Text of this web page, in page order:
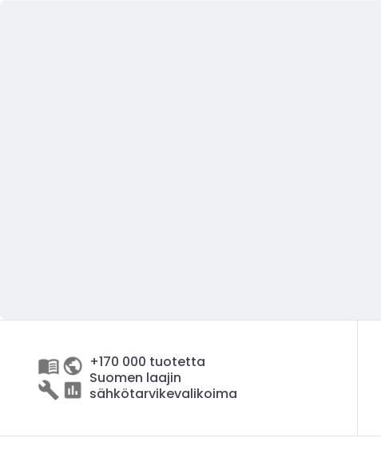
+170 000 tuotetta
Suomen laajin
sähkötarvikevalikoima